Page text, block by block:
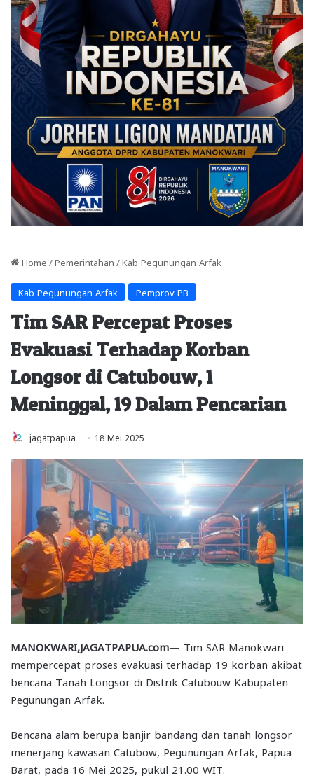
Home / Pemerintahan / Kab Pegunungan Arfak
Kab Pegunungan Arfak Pemprov PB
Tim SAR Percepat Proses
Evakuasi Terhadap Korban
Longsor di Catubouw, 1
Meninggal, 19 Dalam Pencarian
jagatpapua 18 Mei 2025
MANOKWARI,JAGATPAPUA.com— Tim SAR Manokwari
mempercepat proses evakuasi terhadap 19 korban akibat
bencana Tanah Longsor di Distrik Catubouw Kabupaten
Pegunungan Arfak.
Bencana alam berupa banjir bandang dan tanah longsor
menerjang kawasan Catubow, Pegunungan Arfak, Papua
Barat, pada 16 Mei 2025, pukul 21.00 WIT.